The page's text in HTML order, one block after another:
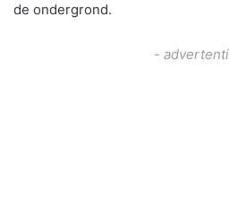
de ondergrond.
-